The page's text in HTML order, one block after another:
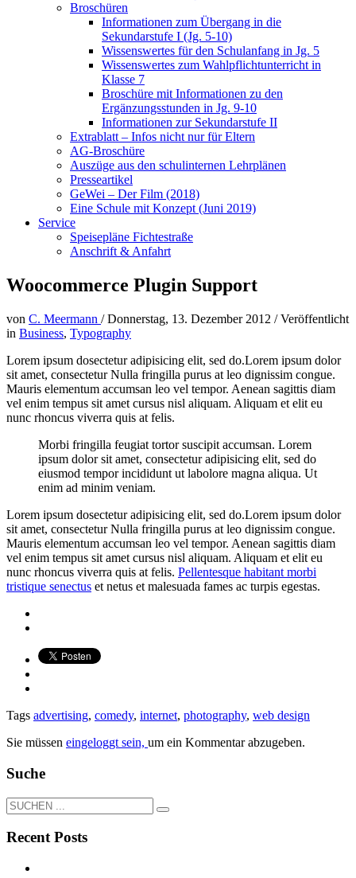
Broschüren
Informationen zum Übergang in die
Sekundarstufe I (Jg. 5-10)
Wissenswertes für den Schulanfang in Jg. 5
Wissenswertes zum Wahlpflichtunterricht in
Klasse 7
Broschüre mit Informationen zu den
Ergänzungsstunden in Jg. 9-10
Informationen zur Sekundarstufe II
Extrablatt – Infos nicht nur für Eltern
AG-Broschüre
Auszüge aus den schulinternen Lehrplänen
Presseartikel
GeWei – Der Film (2018)
Eine Schule mit Konzept (Juni 2019)
Service
Speisepläne Fichtestraße
Anschrift & Anfahrt
Woocommerce Plugin Support
von C. Meermann /Donnerstag, 13. Dezember 2012 /Veröffentlicht
in Business, Typography
Lorem ipsum dosectetur adipisicing elit, sed do.Lorem ipsum dolor
sit amet, consectetur Nulla fringilla purus at leo dignissim congue.
Mauris elementum accumsan leo vel tempor. Aenean sagittis diam
vel enim tempus sit amet cursus nisl aliquam. Aliquam et elit eu
nunc rhoncus viverra quis at felis.
Morbi fringilla feugiat tortor suscipit accumsan. Lorem
ipsum dolor sit amet, consectetur adipisicing elit, sed do
eiusmod tempor incididunt ut labolore magna aliqua. Ut
enim ad minim veniam.
Lorem ipsum dosectetur adipisicing elit, sed do.Lorem ipsum dolor
sit amet, consectetur Nulla fringilla purus at leo dignissim congue.
Mauris elementum accumsan leo vel tempor. Aenean sagittis diam
vel enim tempus sit amet cursus nisl aliquam. Aliquam et elit eu
nunc rhoncus viverra quis at felis. Pellentesque habitant morbi
tristique senectus et netus et malesuada fames ac turpis egestas.
Tags advertising, comedy, internet, photography, web design
Sie müssen eingeloggt sein, um ein Kommentar abzugeben.
Suche
Recent Posts